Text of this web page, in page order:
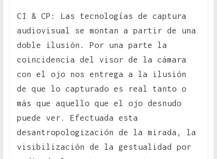
CI & CP: Las tecnologías de captura
audiovisual se montan a partir de una
doble ilusión. Por una parte la
coincidencia del visor de la cámara
con el ojo nos entrega a la ilusión
de que lo capturado es real tanto o
más que aquello que el ojo desnudo
puede ver. Efectuada esta
desantropologización de la mirada, la
visibilización de la gestualidad por